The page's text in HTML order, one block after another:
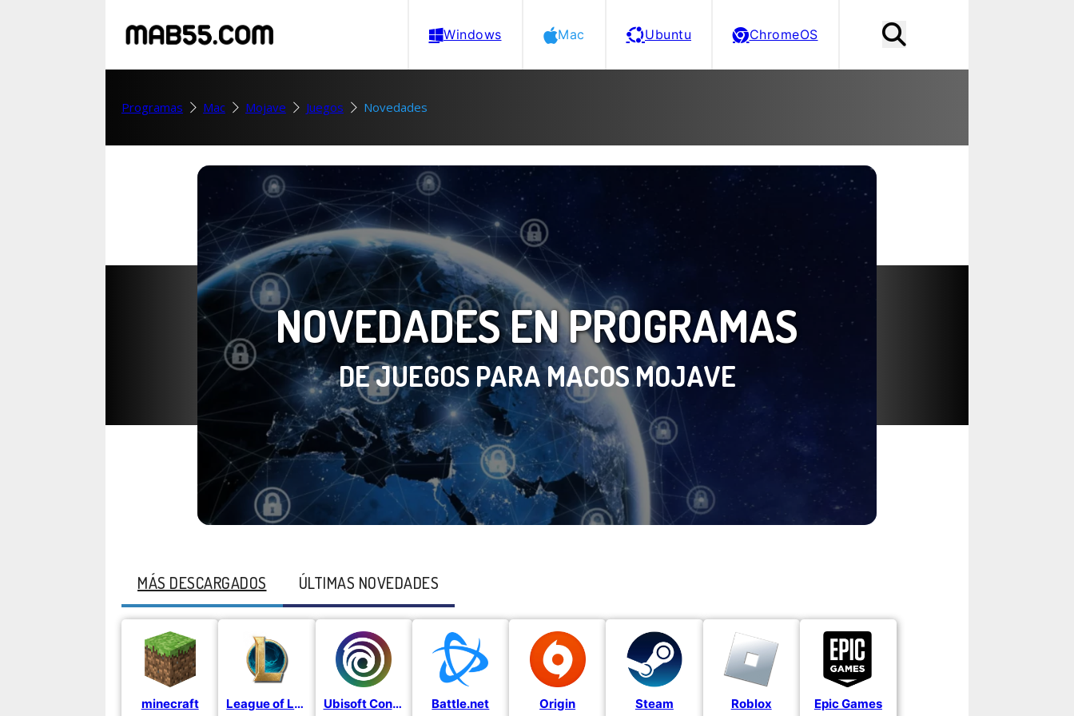
Windows Mac Ubuntu ChromeOS
Programas Mac Mojave Juegos Novedades
NOVEDADES EN PROGRAMAS
DE JUEGOS PARA MACOS MOJAVE
MÁS DESCARGADOS ÚLTIMAS NOVEDADES
minecraft League of Legends Ubisoft Connect Battle.net Origin Steam Roblox Epic Games